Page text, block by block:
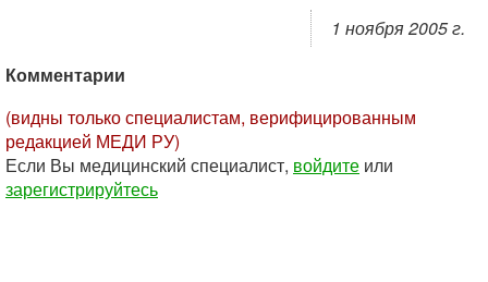
1 ноября 2005 г.
Комментарии
(видны только специалистам, верифицированным
редакцией МЕДИ РУ)
Если Вы медицинский специалист, войдите или
зарегистрируйтесь